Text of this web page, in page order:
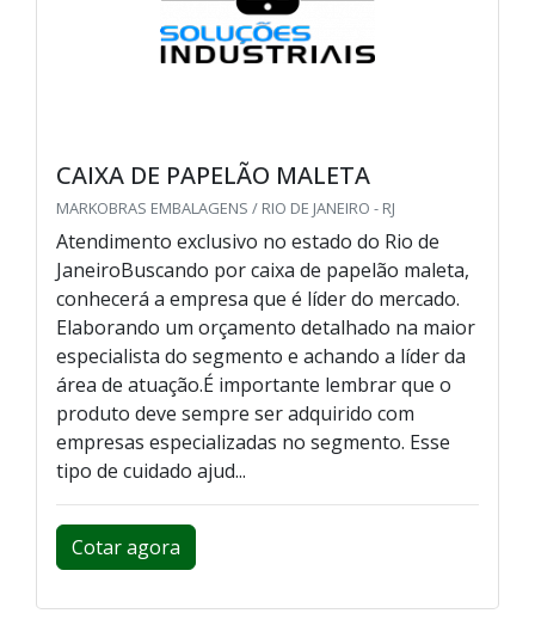
CAIXA DE PAPELÃO MALETA
MARKOBRAS EMBALAGENS / RIO DE JANEIRO - RJ
Atendimento exclusivo no estado do Rio de
JaneiroBuscando por caixa de papelão maleta,
conhecerá a empresa que é líder do mercado.
Elaborando um orçamento detalhado na maior
especialista do segmento e achando a líder da
área de atuação.É importante lembrar que o
produto deve sempre ser adquirido com
empresas especializadas no segmento. Esse
tipo de cuidado ajud...
Cotar agora